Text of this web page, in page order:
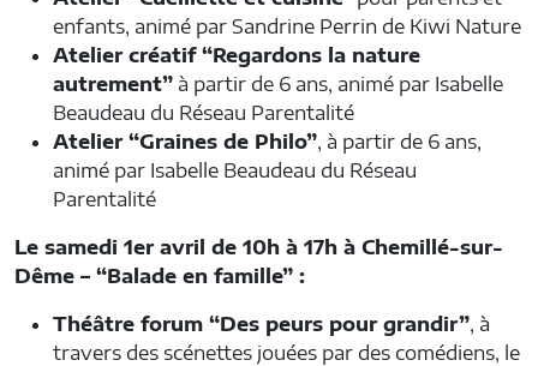
enfants, animé par Sandrine Perrin de Kiwi Nature
Atelier créatif “Regardons la nature
autrement” à partir de 6 ans, animé par Isabelle
Beaudeau du Réseau Parentalité
Atelier “Graines de Philo”, à partir de 6 ans,
animé par Isabelle Beaudeau du Réseau
Parentalité
Le samedi 1er avril de 10h à 17h à Chemillé-sur-
Dême – “Balade en famille” :
Théâtre forum “Des peurs pour grandir”, à
travers des scénettes jouées par des comédiens, le